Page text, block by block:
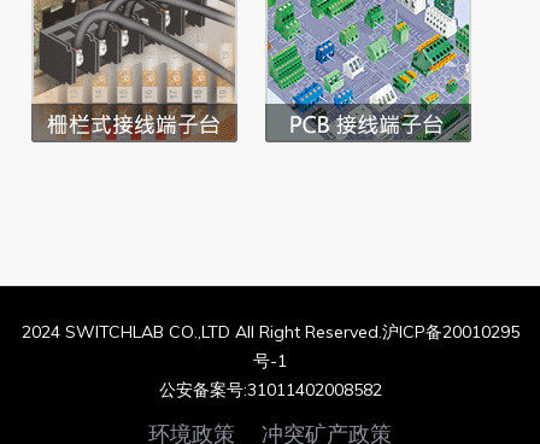
2024 SWITCHLAB CO.,LTD All Right Reserved.沪ICP备20010295
号-1
公安备案号:31011402008582
环境政策 冲突矿产政策